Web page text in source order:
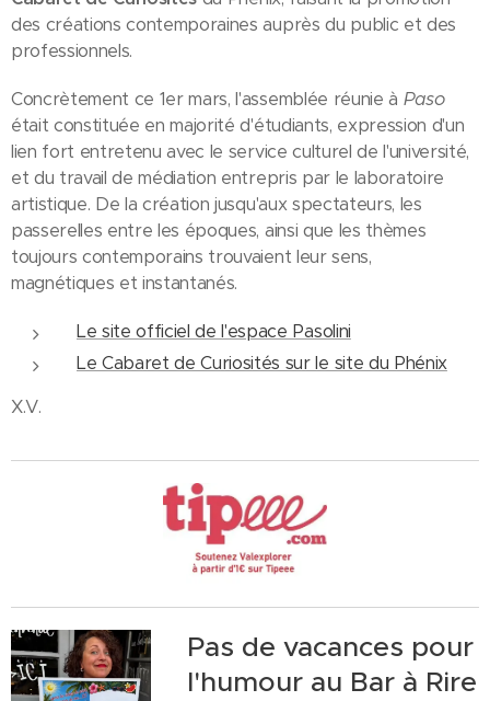
des créations contemporaines auprès du public et des
professionnels.
Concrètement ce 1er mars, l'assemblée réunie à Paso
était constituée en majorité d'étudiants, expression d'un
lien fort entretenu avec le service culturel de l'université,
et du travail de médiation entrepris par le laboratoire
artistique. De la création jusqu'aux spectateurs, les
passerelles entre les époques, ainsi que les thèmes
toujours contemporains trouvaient leur sens,
magnétiques et instantanés.
Le site officiel de l'espace Pasolini
Le Cabaret de Curiosités sur le site du Phénix
X.V.
Pas de vacances pour
l'humour au Bar à Rire